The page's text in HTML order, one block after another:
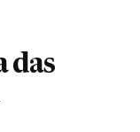
das